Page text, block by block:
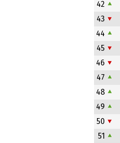
42
43
44
45
46
47
48
49
50
51